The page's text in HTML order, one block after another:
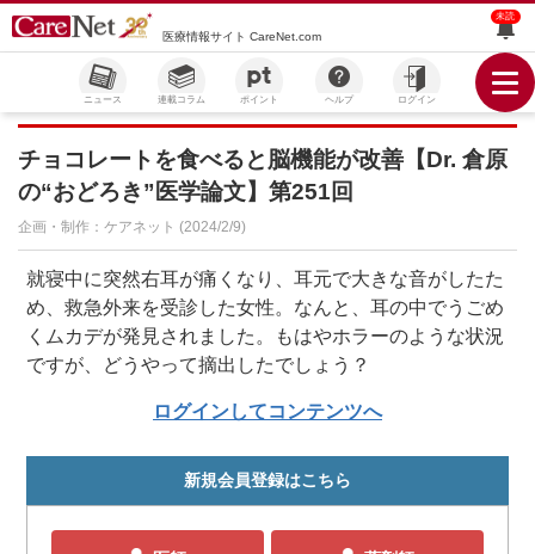
医療情報サイト CareNet.com
未読
ニュース 連載コラム ポイント ヘルプ ログイン
チョコレートを食べると脳機能が改善【Dr. 倉原
の“おどろき”医学論文】第251回
企画・制作：ケアネット (2024/2/9)
就寝中に突然右耳が痛くなり、耳元で大きな音がしたた
め、救急外来を受診した女性。なんと、耳の中でうごめ
くムカデが発見されました。もはやホラーのような状況
ですが、どうやって摘出したでしょう？
ログインしてコンテンツへ
新規会員登録はこちら